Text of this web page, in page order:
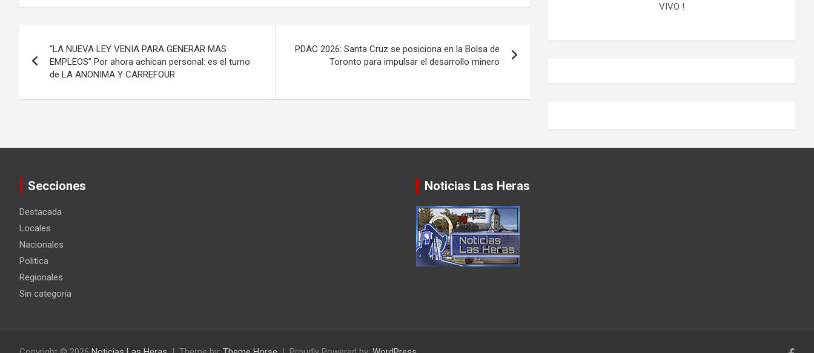
de
“LA NUEVA LEY VENIA PARA GENERAR MAS
EMPLEOS” Por ahora achican personal: es el turno
de LA ANONIMA Y CARREFOUR
PDAC 2026: Santa Cruz se posiciona en la Bolsa de
Toronto para impulsar el desarrollo minero
VIVO !
Secciones
Destacada
Locales
Nacionales
Politica
Regionales
Sin categoría
Noticias Las Heras